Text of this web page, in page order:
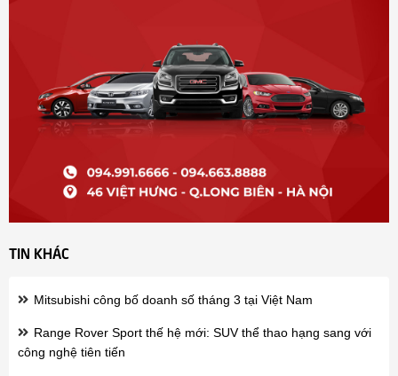
TIN KHÁC
Mitsubishi công bố doanh số tháng 3 tại Việt Nam
Range Rover Sport thế hệ mới: SUV thể thao hạng sang với
công nghệ tiên tiến